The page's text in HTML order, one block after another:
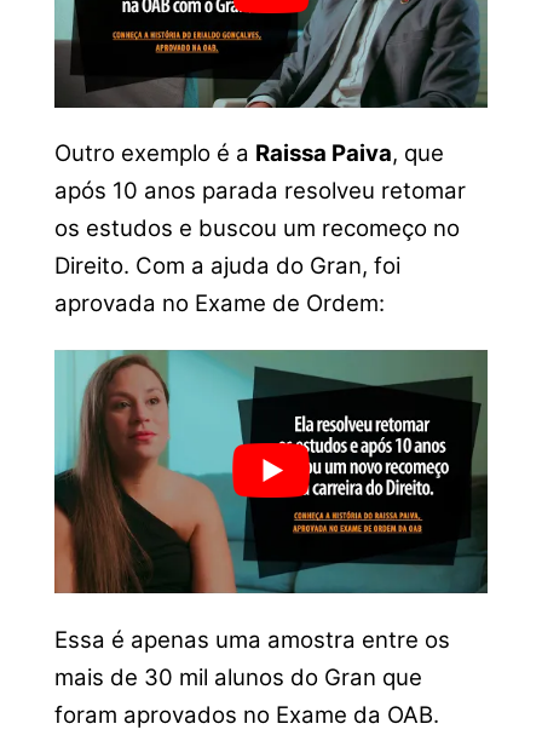
Outro exemplo é a Raissa Paiva, que
após 10 anos parada resolveu retomar
os estudos e buscou um recomeço no
Direito. Com a ajuda do Gran, foi
aprovada no Exame de Ordem:
Essa é apenas uma amostra entre os
mais de 30 mil alunos do Gran que
foram aprovados no Exame da OAB.